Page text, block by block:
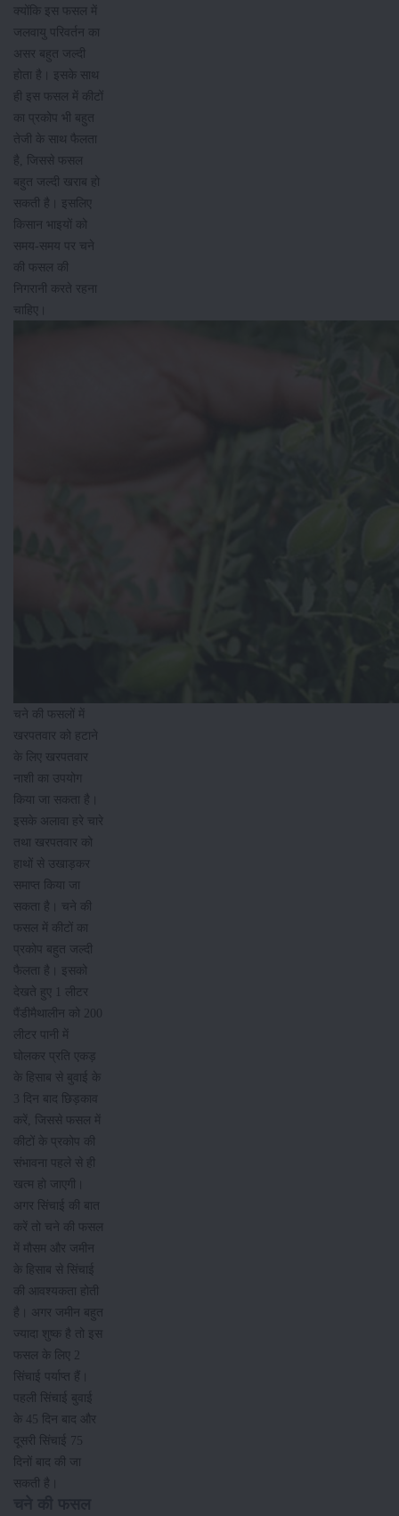
क्योंकि इस फसल में
जलवायु परिवर्तन का
असर बहुत जल्दी
होता है। इसके साथ
ही इस फसल में कीटों
का प्रकोप भी बहुत
तेजी के साथ फैलता
है, जिससे फसल
बहुत जल्दी खराब हो
सकती है। इसलिए
किसान भाइयों को
समय-समय पर चने
की फसल की
निगरानी करते रहना
चाहिए।
चने की फसलों में
खरपतवार को हटाने
के लिए खरपतवार
नाशी का उपयोग
किया जा सकता है।
इसके अलावा हरे चारे
तथा खरपतवार को
हाथों से उखाड़कर
समाप्त किया जा
सकता है। चने की
फसल में कीटों का
प्रकोप बहुत जल्दी
फैलता है। इसको
देखते हुए 1 लीटर
पैंडीमैथालीन को 200
लीटर पानी में
घोलकर प्रति एकड़
के हिसाब से बुवाई के
3 दिन बाद छिड़काव
करें, जिससे फसल में
कीटों के प्रकोप की
संभावना पहले से ही
खत्म हो जाएगी।
अगर सिंचाई की बात
करें तो चने की फसल
में मौसम और जमीन
के हिसाब से सिंचाई
की आवश्यकता होती
है। अगर जमीन बहुत
ज्यादा शुष्क है तो इस
फसल के लिए 2
सिंचाई पर्याप्त हैं।
पहली सिंचाई बुवाई
के 45 दिन बाद और
दूसरी सिंचाई 75
दिनों बाद की जा
सकती है।